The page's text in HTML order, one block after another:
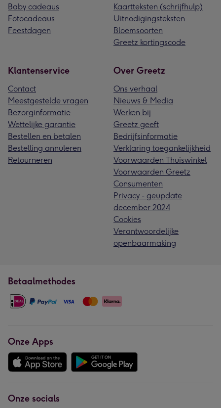
Baby cadeaus
Fotocadeaus
Feestdagen
Kaartteksten (schrijfhulp)
Uitnodigingsteksten
Bloemsoorten
Greetz kortingscode
Klantenservice
Contact
Meestgestelde vragen
Bezorginformatie
Wettelijke garantie
Bestellen en betalen
Bestelling annuleren
Retourneren
Over Greetz
Ons verhaal
Nieuws & Media
Werken bij
Greetz geeft
Bedrijfsinformatie
Verklaring toegankelijkheid
Voorwaarden Thuiswinkel
Voorwaarden Greetz
Consumenten
Privacy - geupdate
december 2024
Cookies
Verantwoordelijke
openbaarmaking
Betaalmethodes
Onze Apps
Onze socials